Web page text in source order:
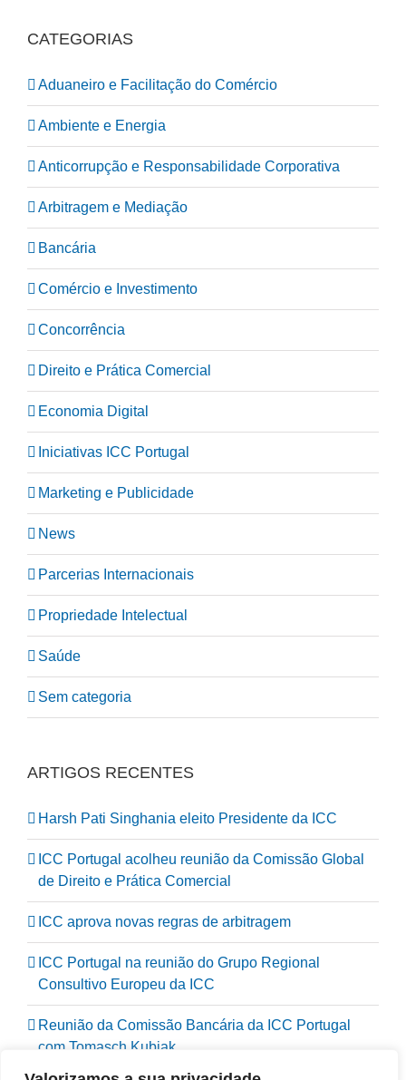
CATEGORIAS
Aduaneiro e Facilitação do Comércio
Ambiente e Energia
Anticorrupção e Responsabilidade Corporativa
Arbitragem e Mediação
Bancária
Comércio e Investimento
Concorrência
Direito e Prática Comercial
Economia Digital
Iniciativas ICC Portugal
Marketing e Publicidade
News
Parcerias Internacionais
Propriedade Intelectual
Saúde
Sem categoria
ARTIGOS RECENTES
Harsh Pati Singhania eleito Presidente da ICC
ICC Portugal acolheu reunião da Comissão Global
de Direito e Prática Comercial
ICC aprova novas regras de arbitragem
ICC Portugal na reunião do Grupo Regional
Consultivo Europeu da ICC
Reunião da Comissão Bancária da ICC Portugal
com Tomasch Kubiak